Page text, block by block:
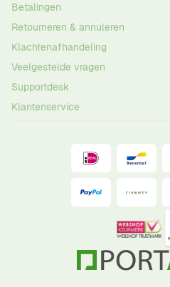
Betalingen
Retourneren & annuleren
Klachtenafhandeling
Veelgestelde vragen
Supportdesk
Klantenservice